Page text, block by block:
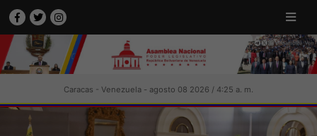
Caracas - Venezuela - agosto 08 2026 / 4:25 a. m.